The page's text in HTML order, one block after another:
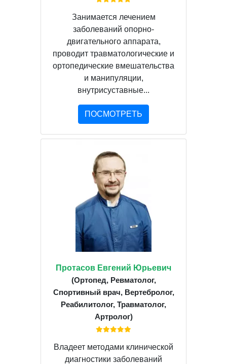
Занимается лечением
заболеваний опорно-
двигательного аппарата,
проводит травматологические и
ортопедические вмешательства
и манипуляции,
внутрисуставные...
ПОСМОТРЕТЬ
Протасов Евгений Юрьевич
(Ортопед, Ревматолог,
Спортивный врач, Вертебролог,
Реабилитолог, Травматолог,
Артролог)
Владеет методами клинической
диагностики заболеваний